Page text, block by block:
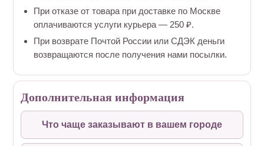
При отказе от товара при доставке по Москве
оплачиваются услуги курьера — 250 ₽.
При возврате Почтой России или СДЭК деньги
возвращаются после получения нами посылки.
Дополнительная информация
Что чаще заказывают в вашем городе